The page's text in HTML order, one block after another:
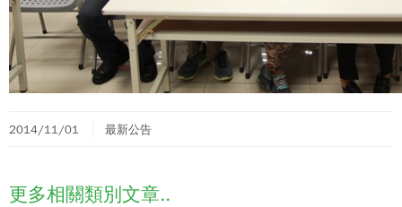
2014/11/01 最新公告
更多相關類別文章..